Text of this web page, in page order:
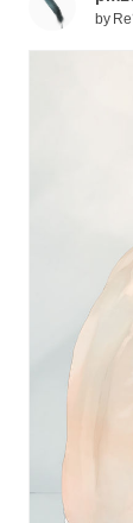
by